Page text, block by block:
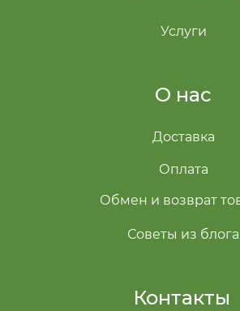
О нас
Контакты
Доставка
Оплата
Обмен и возврат
Советы из блога
Услуги